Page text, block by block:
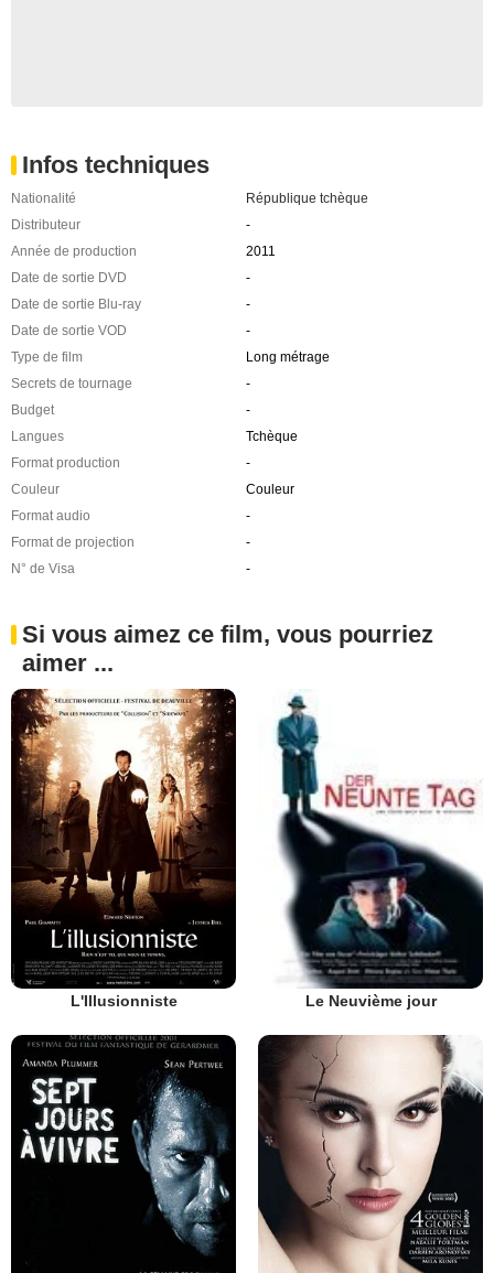
Infos techniques
Nationalité
République tchèque
Distributeur
-
Année de production
2011
Date de sortie DVD
-
Date de sortie Blu-ray
-
Date de sortie VOD
-
Type de film
Long métrage
Secrets de tournage
-
Budget
-
Langues
Tchèque
Format production
-
Couleur
Couleur
Format audio
-
Format de projection
-
N° de Visa
-
Si vous aimez ce film, vous pourriez
aimer ...
L'Illusionniste Le Neuvième jour